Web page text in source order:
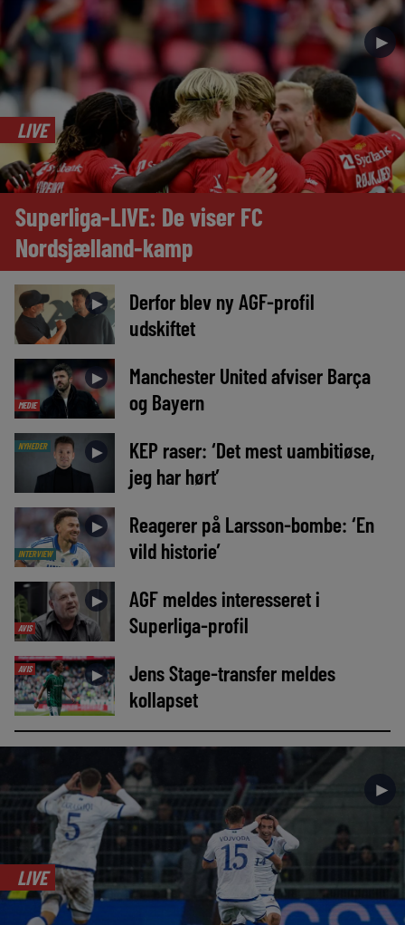
►
LIVE
Superliga-LIVE: De viser FC
Nordsjælland-kamp
►
Derfor blev ny AGF-profil
udskiftet
MEDIE
►
Manchester United afviser Barça
og Bayern
NYHEDER ►
KEP raser: ‘Det mest uambitiøse,
jeg har hørt’
INTERVIEW
►
Reagerer på Larsson-bombe: ‘En
vild historie’
AVIS
►
AGF meldes interesseret i
Superliga-profil
AVIS ►
Jens Stage-transfer meldes
kollapset
►
LIVE